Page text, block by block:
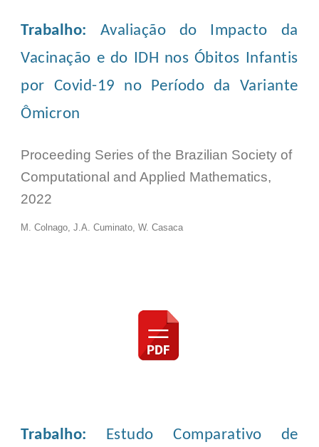
Trabalho: Avaliação do Impacto da
Vacinação e do IDH nos Óbitos Infantis
por Covid-19 no Período da Variante
Ômicron
Proceeding Series of the Brazilian Society of
Computational and Applied Mathematics,
2022
M. Colnago, J.A. Cuminato,W. Casaca
Trabalho: Estudo Comparativo de